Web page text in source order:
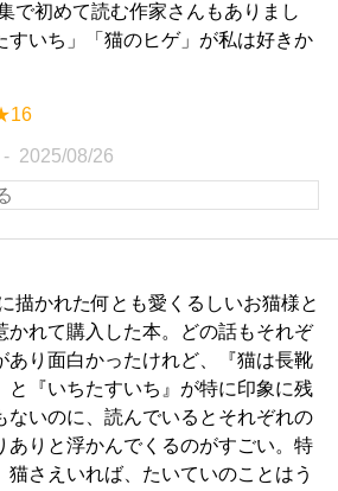
で初めて読む作家さんもありまし
すいち」「猫のヒゲ」が私は好きか
2025/08/26
描かれた何とも愛くるしいお猫様と
かれて購入した本。どの話もそれぞ
あり面白かったけれど、『猫は長靴
と『いちたすいち』が特に印象に残
ないのに、読んでいるとそれぞれの
ありと浮かんでくるのがすごい。特
猫さえいれば、たいていのことはう